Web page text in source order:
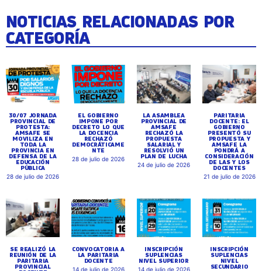
NOTICIAS RELACIONADAS POR
CATEGORÍA
30/07 JORNADA
PROVINCIAL DE
PROTESTA:
AMSAFE SE
MOVILIZA EN
TODA LA
PROVINCIA EN
DEFENSA DE LA
EDUCACIÓN
PÚBLICA
28 de julio de 2026
EL GOBIERNO
IMPONE POR
DECRETO LO QUE
LA DOCENCIA
RECHAZÓ
DEMOCRÁTICAME
NTE
28 de julio de 2026
LA ASAMBLEA
PROVINCIAL DE
AMSAFE
RECHAZÓ LA
PROPUESTA
SALARIAL Y
RESOLVIÓ UN
PLAN DE LUCHA
24 de julio de 2026
PARITARIA
DOCENTE: EL
GOBIERNO
PRESENTÓ SU
PROPUESTA Y
AMSAFE LA
PONDRÁ A
CONSIDERACIÓN
DE LAS Y LOS
DOCENTES
21 de julio de 2026
SE REALIZÓ LA
REUNIÓN DE LA
PARITARIA
PROVINCIAL
CONVOCATORIA A
LA PARITARIA
DOCENTE
14 de julio de 2026
INSCRIPCIÓN
SUPLENCIAS
NIVEL SUPERIOR
14 de julio de 2026
INSCRIPCIÓN
SUPLENCIAS
NIVEL
SECUNDARIO